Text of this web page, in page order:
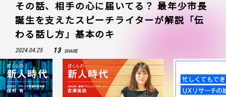
その話、相手の心に届いてる？ 最年少市長
誕生を支えたスピーチライターが解説「伝
わる話し方」基本のキ
2024.04.25 13 SHARE